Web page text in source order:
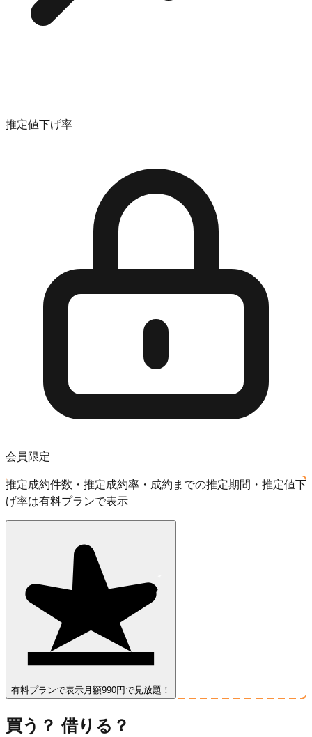
推定値下げ率
会員限定
推定成約件数・推定成約率・成約までの推定期間・推定値下
げ率は有料プランで表示
有料プランで表示 月額990円で見放題！
買う？ 借りる？